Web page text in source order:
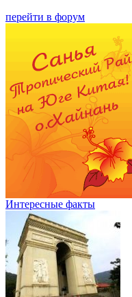
перейти в форум
Интересные факты